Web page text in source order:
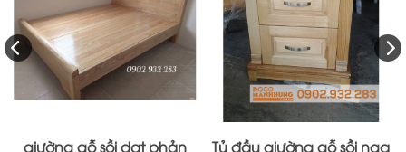
giường gỗ sồi dạt phản Tủ đầu giường gỗ sồi nga